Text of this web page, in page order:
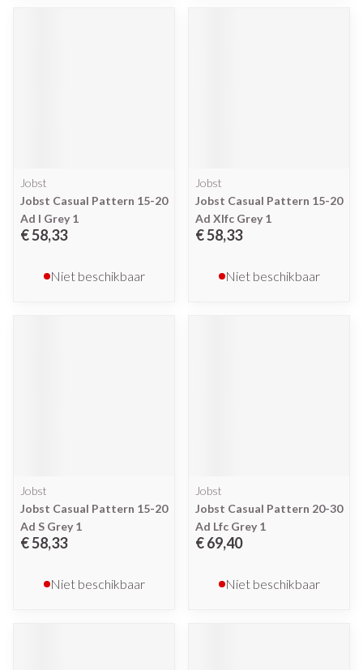
Jobst
Jobst Casual Pattern 15-20
Ad l Grey 1
€ 58,33
Niet beschikbaar
Jobst
Jobst Casual Pattern 15-20
Ad Xlfc Grey 1
€ 58,33
Niet beschikbaar
Jobst
Jobst Casual Pattern 15-20
Ad S Grey 1
€ 58,33
Niet beschikbaar
Jobst
Jobst Casual Pattern 20-30
Ad Lfc Grey 1
€ 69,40
Niet beschikbaar